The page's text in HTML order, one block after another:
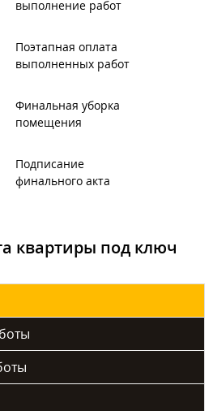
выполнение работ
Поэтапная оплата
выполненных работ
Финальная уборка
помещения
Подписание
финального акта
квартиры под ключ